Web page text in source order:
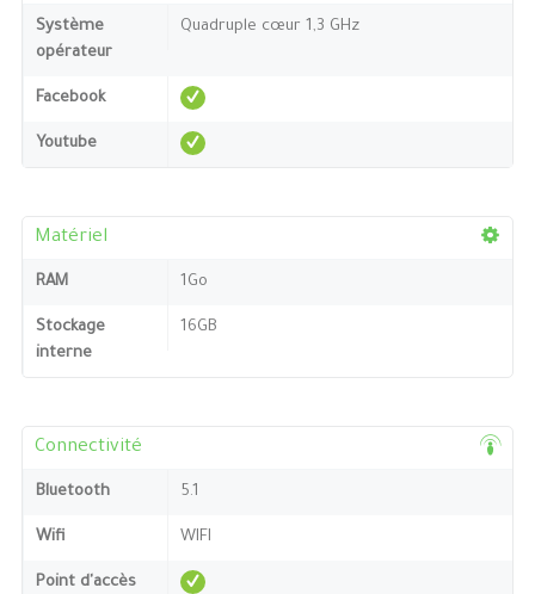
Système
opérateur
Quadruple cœur 1,3 GHz
Facebook
Youtube
Matériel
RAM 1Go
Stockage
interne
16GB
Connectivité
Bluetooth 5.1
Wifi WIFI
Point d'accès